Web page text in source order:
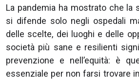
La pandemia ha mostrato che la
si difende solo negli ospedali
delle scelte, dei luoghi e delle
società più sane e resilienti
prevenzione e nell’equità: è
essenziale per non farsi trovare